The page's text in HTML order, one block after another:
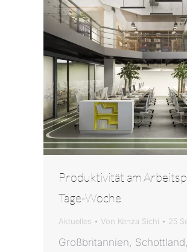
Produktivität am
Tage-Woche
Aktuelles Von Kenza Sichi 25
Großbritannien,